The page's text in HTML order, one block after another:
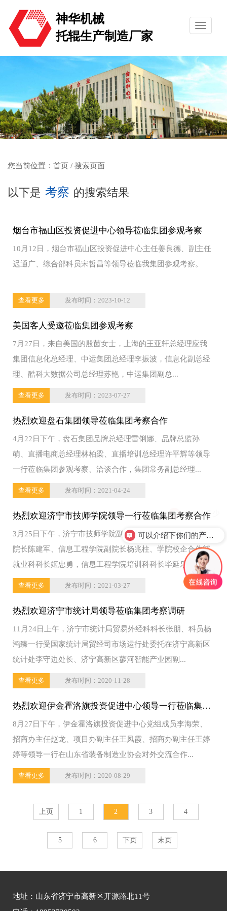
神华机械
托辊生产制造厂家
您当前位置： 首页 / 搜索页面
以下是 考察 的搜索结果
烟台市福山区投资促进中心领导莅临集团参观考察
10月12日，烟台市福山区投资促进中心主任姜良德、副主任
迟通广、综合部科员宋哲昌等领导莅临我集团参观考察。
查看更多 发布时间：2023-10-12
美国客人受邀莅临集团参观考察
7月27日，来自美国的殷茵女士，上海的王亚轩总经理应我
集团信息化总经理、中运集团总经理李振波，信息化副总经
理、酷科大数据公司总经理苏艳，中运集团副总...
查看更多 发布时间：2023-07-27
热烈欢迎盘石集团领导莅临集团考察合作
4月22日下午，盘石集团品牌总经理雷俐娜、品牌总监孙
萌、直播电商总经理林柏梁、直播培训总经理许平辉等领导
一行莅临集团参观考察、洽谈合作，集团常务副总经理...
查看更多 发布时间：2021-04-24
热烈欢迎济宁市技师学院领导一行莅临集团考察合作
3月25日下午，济宁市技师学院副院长韩冬、信息工程学院
院长陈建军、信息工程学院副院长杨兆柱、学院校企合作部
就业科科长姬忠勇，信息工程学院培训科科长毕延乐...
查看更多 发布时间：2021-03-27
热烈欢迎济宁市统计局领导莅临集团考察调研
11月24日上午，济宁市统计局贸易外经科科长张朋、科员杨
鸿臻一行受国家统计局贸经司市场运行处委托在济宁高新区
统计处李守边处长、济宁高新区蓼河智能产业园副...
查看更多 发布时间：2020-11-28
热烈欢迎伊金霍洛旗投资促进中心领导一行莅临集团
参观考察
8月27日下午，伊金霍洛旗投资促进中心党组成员李海荣、
招商办主任赵龙、项目办副主任王凤霞、招商办副主任王婷
婷等领导一行在山东省装备制造业协会对外交流合作...
查看更多 发布时间：2020-08-29
上页 1 2 3 4
5 6 下页 末页
地址：山东省济宁市高新区开源路北11号
可以介绍下你们的产品么？
价格是多少